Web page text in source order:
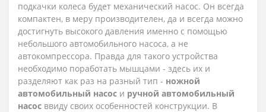
подкачки колеса будет механический насос. Он всегда
компактен, в меру производителен, да и всегда можно
достигнуть высокого давления именно с помощью
небольшого автомобильного насоса, а не
автокомпрессора. Правда для такого устройства
необходимо поработать мышцами - здесь их и
разделяют как раз на разный тип - ножной
автомобильный насос и ручной автомобильный
насос ввиду своих особенностей конструкции. В